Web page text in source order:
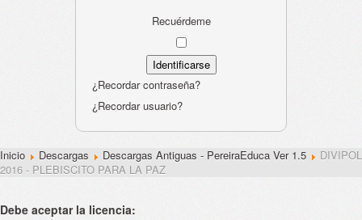
Recuérdeme
¿Recordar contraseña?
¿Recordar usuario?
Inicio Descargas Descargas Antiguas - PereiraEduca Ver 1.5
DIVIPOL
2016 - PLEBISCITO PARA LA PAZ
Debe aceptar la licencia: